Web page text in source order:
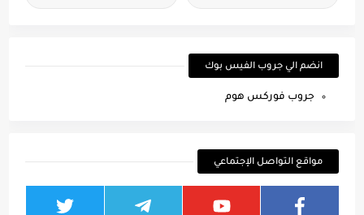
انضم الي جروب الفيس بوك
جروب فوركس هوم
مواقع التواصل الإجتماعي